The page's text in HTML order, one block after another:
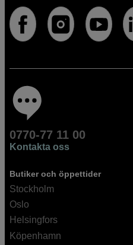
0770-77 11 00
Kontakta oss
Butiker och öppettider
Stockholm
Oslo
Helsingfors
Köpenhamn